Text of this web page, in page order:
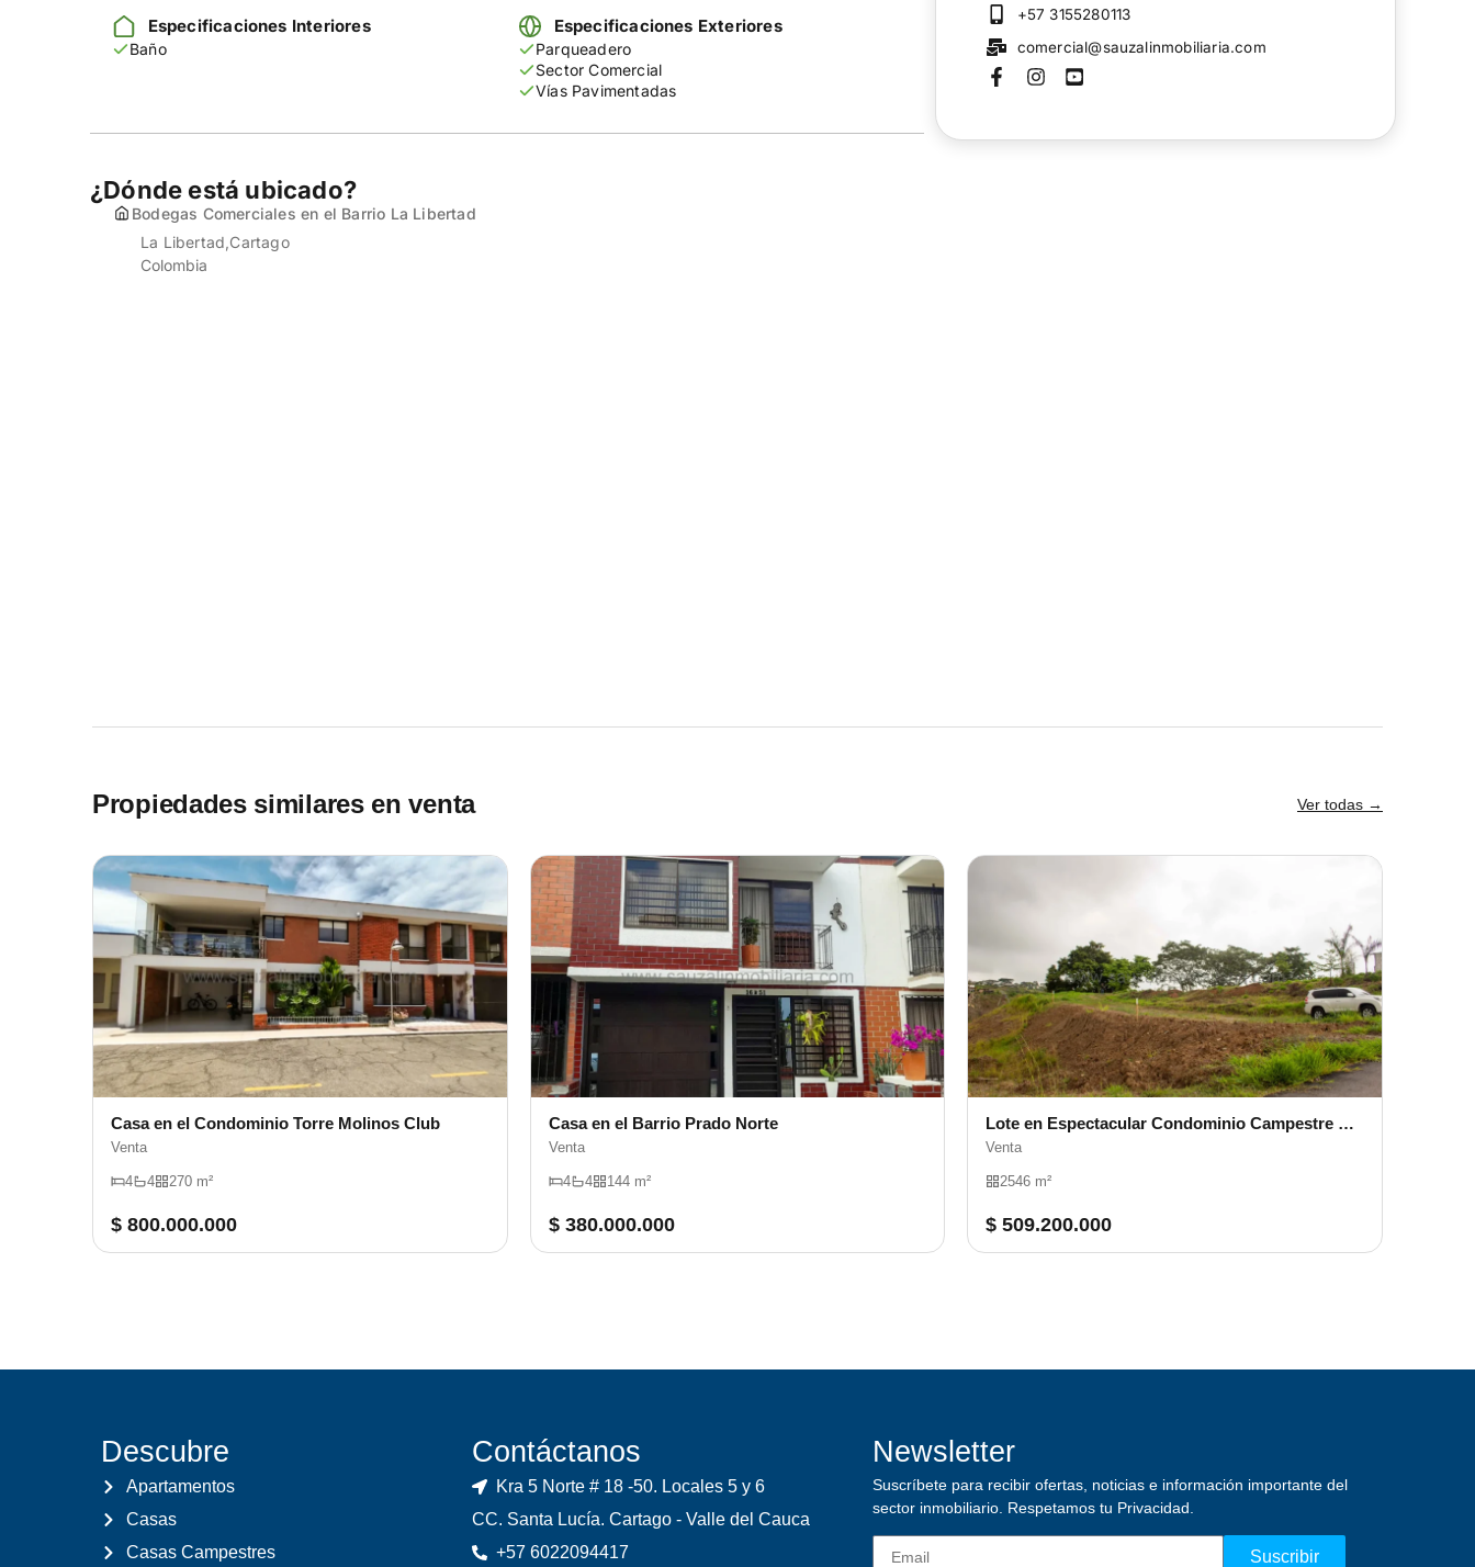
Especificaciones Interiores
Baño
Especificaciones Exteriores
Parqueadero
Sector Comercial
Vías Pavimentadas
¿Dónde está ubicado?
Bodegas Comerciales en el Barrio La Libertad
La Libertad Cartago
Colombia
+57 3155280113
comercial@sauzalinmobiliaria.com
Propiedades similares en venta Ver todas →
Casa en el Condominio Torre Molinos Club
Venta
4 4 270 m²
$ 800.000.000
Casa en el Barrio Prado Norte
Venta
4 4 144 m²
$ 380.000.000
Lote en Espectacular Condominio Campestre Vía Cerritos
Venta
2546 m²
$ 509.200.000
Descubre
Apartamentos
Casas
Casas Campestres
Contáctanos
Kra 5 Norte # 18 -50. Locales 5 y 6
CC. Santa Lucía. Cartago - Valle del Cauca
+57 6022094417
Newsletter
Suscríbete para recibir ofertas, noticias e información importante del
sector inmobiliario. Respetamos tu Privacidad.
Suscribir